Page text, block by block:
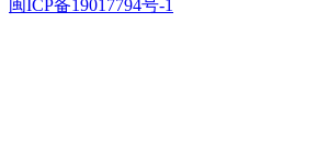
闽ICP备19017794号-1